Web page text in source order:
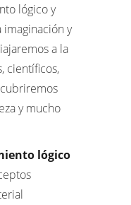
lógico y
y
a la
científicos,
y mucho
lógico